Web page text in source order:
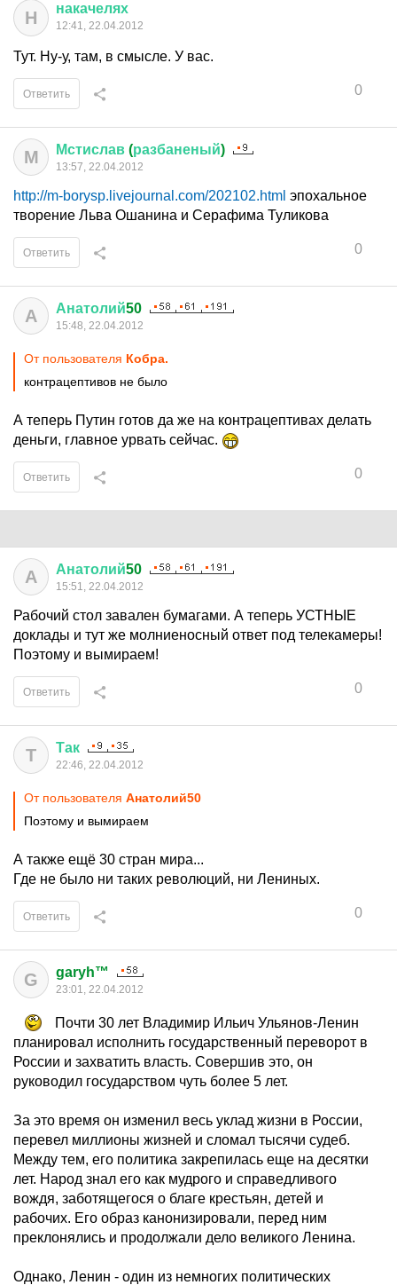
Н накачелях
12:41, 22.04.2012
Тут. Ну-у, там, в смысле. У вас.
0
Ответить
М Мстислав (разбаненый)
13:57, 22.04.2012
http://m-borysp.livejournal.com/202102.html эпохальное
творение Льва Ошанина и Серафима Туликова
0
Ответить
А Анатолий50
15:48, 22.04.2012
От пользователя Кобра.
контрацептивов не было
А теперь Путин готов да же на контрацептивах делать
деньги, главное урвать сейчас.
0
Ответить
А Анатолий50
15:51, 22.04.2012
Рабочий стол завален бумагами. А теперь УСТНЫЕ
доклады и тут же молниеносный ответ под телекамеры!
Поэтому и вымираем!
0
Ответить
Т Так
22:46, 22.04.2012
От пользователя Анатолий50
Поэтому и вымираем
А также ещё 30 стран мира...
Где не было ни таких революций, ни Лениных.
0
Ответить
G garyh™
23:01, 22.04.2012
Почти 30 лет Владимир Ильич Ульянов-Ленин
планировал исполнить государственный переворот в
России и захватить власть. Совершив это, он
руководил государством чуть более 5 лет.
За это время он изменил весь уклад жизни в России,
перевел миллионы жизней и сломал тысячи судеб.
Между тем, его политика закрепилась еще на десятки
лет. Народ знал его как мудрого и справедливого
вождя, заботящегося о благе крестьян, детей и
рабочих. Его образ канонизировали, перед ним
преклонялись и продолжали дело великого Ленина.
Однако, Ленин - один из немногих политических